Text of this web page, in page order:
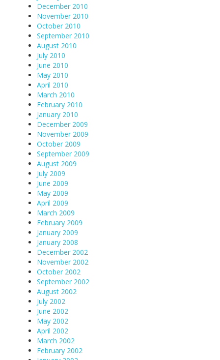
December 2010
November 2010
October 2010
September 2010
August 2010
July 2010
June 2010
May 2010
April 2010
March 2010
February 2010
January 2010
December 2009
November 2009
October 2009
September 2009
August 2009
July 2009
June 2009
May 2009
April 2009
March 2009
February 2009
January 2009
January 2008
December 2002
November 2002
October 2002
September 2002
August 2002
July 2002
June 2002
May 2002
April 2002
March 2002
February 2002